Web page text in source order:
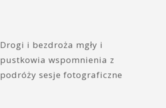
Drogi i bezdroża mgły i
pustkowia wspomnienia z
podróży sesje fotograficzne